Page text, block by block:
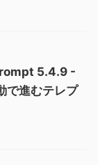
5.4.9 -
で進むテレプ